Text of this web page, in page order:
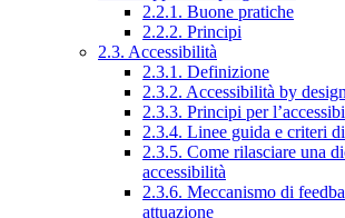
2.2.1. Buone pratiche
2.2.2. Principi
2.3. Accessibilità
2.3.1. Definizione
2.3.2. Accessibilità by design
2.3.3. Principi per
2.3.4. Linee guida e criteri
2.3.5. Come rilasciare una
accessibilità
2.3.6. Meccanismo di
attuazione